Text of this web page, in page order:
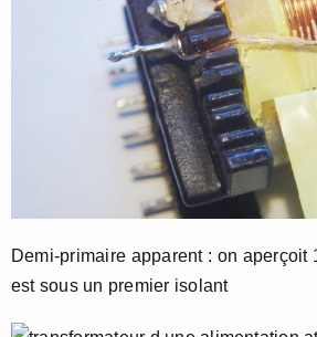
Demi-primaire apparent : on aperçoit
est sous un premier isolant